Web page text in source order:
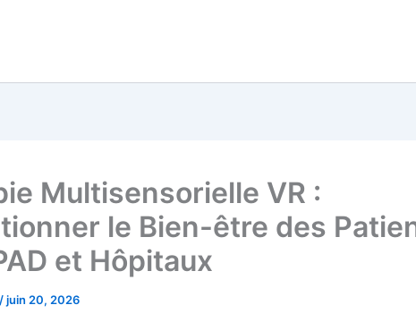
Multisensorielle VR :
le Bien-être des
et Hôpitaux
/juin 20, 2026